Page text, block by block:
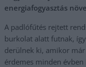
energiafogyasztás
A padlófűtés rejtett
burkolat alatt futnak,
derülnek ki, amikor
érdemes minden évben